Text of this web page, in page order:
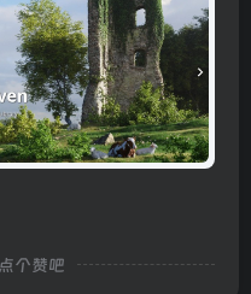
个赞吧